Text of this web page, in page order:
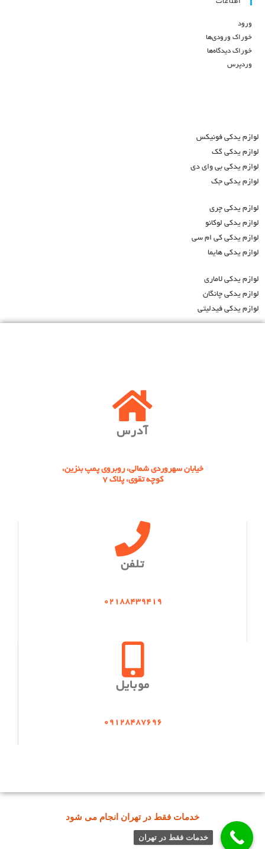
ورود
خوراک ورودی‌ها
خوراک دیدگاه‌ها
وردپرس
لوازم یدکی فونیکس
لوازم یدکی گک
لوازم یدکی بی وای دی
لوازم یدکی جک
لوازم یدکی چری
لوازم یدکی لوکانو
لوازم یدکی کی ام سی
لوازم یدکی هایما
لوازم یدکی لاماری
لوازم یدکی چانگان
لوازم یدکی فیدلیتی
آدرس
خیابان سهروردی شمالی، روبروی پمپ بنزین،
کوچه تقوی، پلاک 7
تلفن
02188439419
موبایل
09128487696
خدمات فقط در تهران انجام می شود
خدمات فقط در تهران